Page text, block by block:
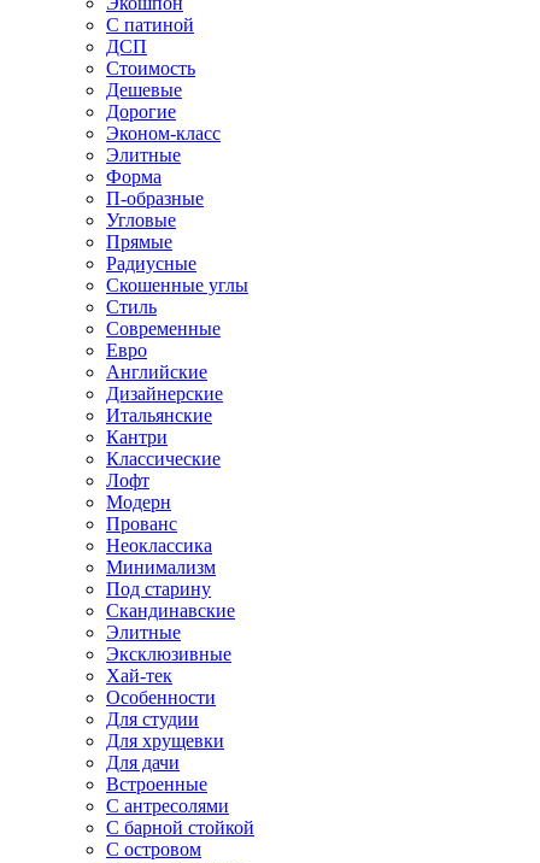
С патиной
ДСП
Стоимость
Дешевые
Дорогие
Эконом-класс
Элитные
Форма
П-образные
Угловые
Прямые
Радиусные
Скошенные углы
Стиль
Современные
Евро
Английские
Дизайнерские
Итальянские
Кантри
Классические
Лофт
Модерн
Прованс
Неоклассика
Минимализм
Под старину
Скандинавские
Элитные
Эксклюзивные
Хай-тек
Особенности
Для студии
Для хрущевки
Для дачи
Встроенные
С антресолями
С барной стойкой
С островом